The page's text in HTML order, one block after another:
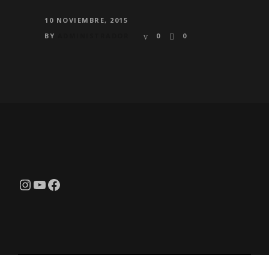
10 NOVIEMBRE, 2015
BY
0 0
Instagram
YouTube
Facebook